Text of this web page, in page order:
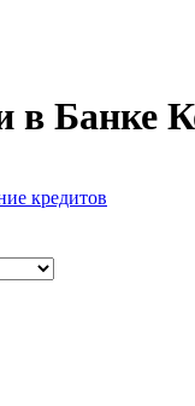
в Банке
кредитов